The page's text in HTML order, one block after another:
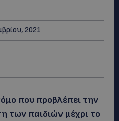
2021
που προβλέπει την
των παιδιών μέχρι το